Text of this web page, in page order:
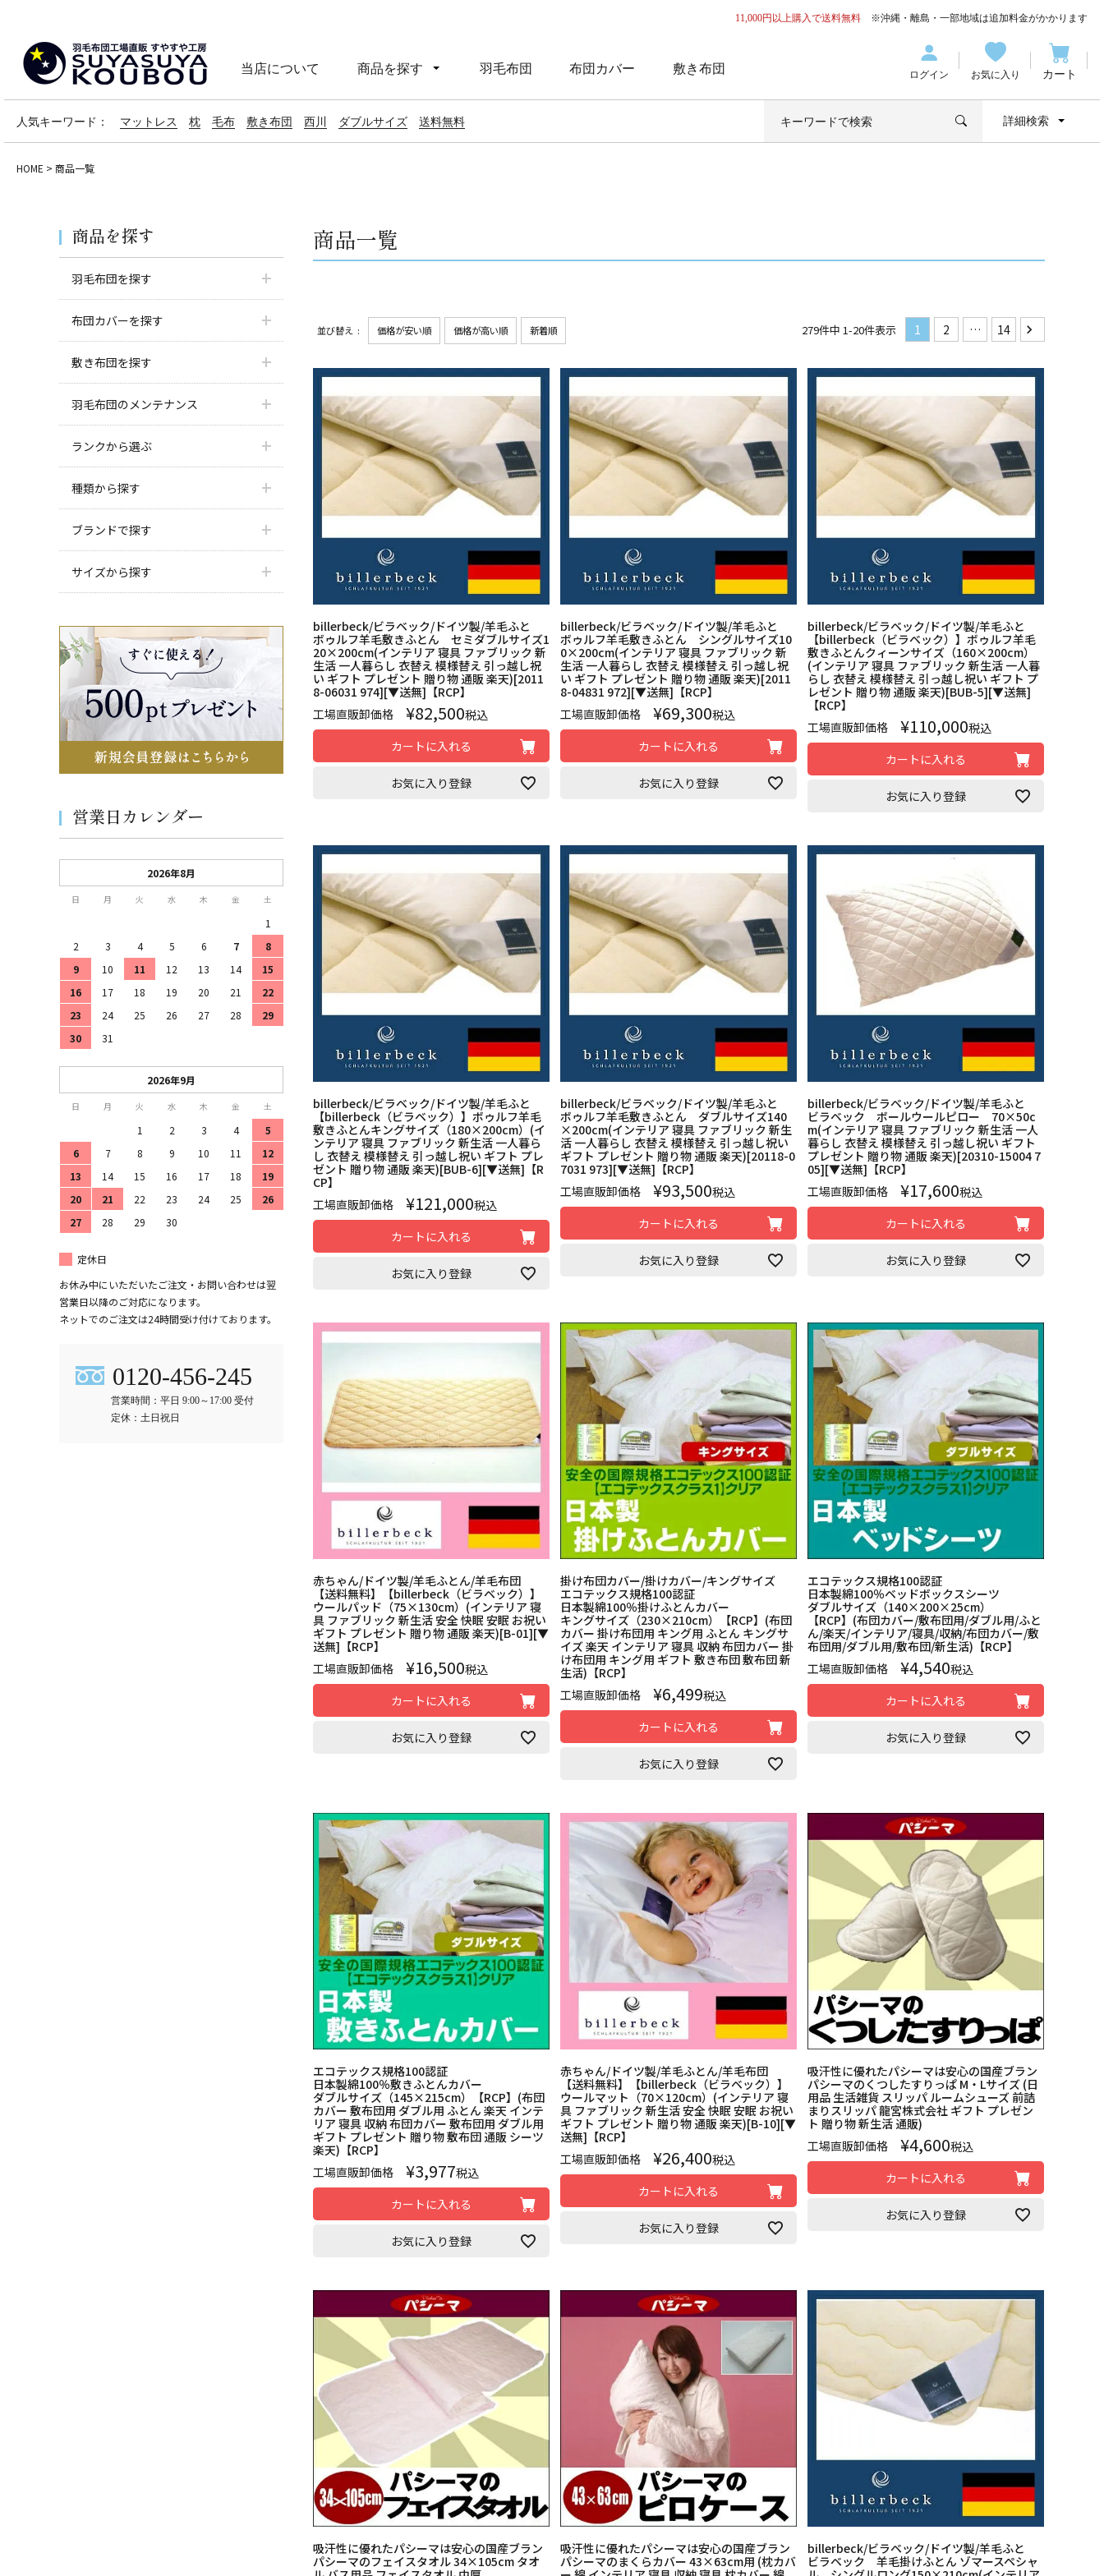
11,000円以上購入で送料無料 ※沖縄・離島・一部地域は追加料金がかかります
当店について 商品を探す 羽毛布団 布団カバー 敷き布団 ログイン お気に入り カート
人気キーワード： マットレス 枕 毛布 敷き布団 西川 ダブルサイズ 送料無料 詳細検索
HOME 商品一覧
商品を探す
羽毛布団を探す
布団カバーを探す
敷き布団を探す
羽毛布団のメンテナンス
ランクから選ぶ
種類から探す
ブランドで探す
サイズから探す
営業日カレンダー
2026年8月
日 月 火 水 木 金 土
1
2
3 4 5 6 7
8
9
10 11 12 13 14
15
16
17 18 19 20 21
22
23
24 25 26 27 28
29
30
31
2026年9月
日 月 火 水 木 金 土
1 2 3 4
5
6
7 8 9 10 11
12
13
14 15 16 17 18
19
20
21 22 23 24 25
26
27
28 29 30
定休日
お休み中にいただいたご注文・お問い合わせは翌
営業日以降のご対応になります。
ネットでのご注文は24時間受け付けております。
0120-456-245
営業時間：平日 9:00～17:00 受付
定休：土日祝日
商品一覧
並び替え 価格が安い順 価格が高い順 新着順 279件中 1-20件表示 1 2 … 14
billerbeck/ビラベック/ドイツ製/羊毛ふと
ボゥルフ羊毛敷きふとん セミダブルサイズ1
20×200cm(インテリア 寝具 ファブリック 新
生活 一人暮らし 衣替え 模様替え 引っ越し祝
い ギフト プレゼント 贈り物 通販 楽天)[2011
8-06031 974][▼送無]【RCP】
工場直販卸価格
¥82,500税込
カートに入れる
お気に入り登録
billerbeck/ビラベック/ドイツ製/羊毛ふと
ボゥルフ羊毛敷きふとん シングルサイズ10
0×200cm(インテリア 寝具 ファブリック 新
生活 一人暮らし 衣替え 模様替え 引っ越し祝
い ギフト プレゼント 贈り物 通販 楽天)[2011
8-04831 972][▼送無]【RCP】
工場直販卸価格
¥69,300税込
カートに入れる
お気に入り登録
billerbeck/ビラベック/ドイツ製/羊毛ふと
【billerbeck（ビラベック）】ボゥルフ羊毛
敷きふとんクィーンサイズ（160×200cm）
(インテリア 寝具 ファブリック 新生活 一人暮
らし 衣替え 模様替え 引っ越し祝い ギフト プ
レゼント 贈り物 通販 楽天)[BUB-5][▼送無]
【RCP】
工場直販卸価格
¥110,000税込
カートに入れる
お気に入り登録
billerbeck/ビラベック/ドイツ製/羊毛ふと
【billerbeck（ビラベック）】ボゥルフ羊毛
敷きふとんキングサイズ（180×200cm）(イ
ンテリア 寝具 ファブリック 新生活 一人暮ら
し 衣替え 模様替え 引っ越し祝い ギフト プレ
ゼント 贈り物 通販 楽天)[BUB-6][▼送無]【R
CP】
工場直販卸価格
¥121,000税込
カートに入れる
お気に入り登録
billerbeck/ビラベック/ドイツ製/羊毛ふと
ボゥルフ羊毛敷きふとん ダブルサイズ140
×200cm(インテリア 寝具 ファブリック 新生
活 一人暮らし 衣替え 模様替え 引っ越し祝い
ギフト プレゼント 贈り物 通販 楽天)[20118-0
7031 973][▼送無]【RCP】
工場直販卸価格
¥93,500税込
カートに入れる
お気に入り登録
billerbeck/ビラベック/ドイツ製/羊毛ふと
ビラベック ボールウールピロー 70×50c
m(インテリア 寝具 ファブリック 新生活 一人
暮らし 衣替え 模様替え 引っ越し祝い ギフト
プレゼント 贈り物 通販 楽天)[20310-15004 7
05][▼送無]【RCP】
工場直販卸価格
¥17,600税込
カートに入れる
お気に入り登録
赤ちゃん/ドイツ製/羊毛ふとん/羊毛布団
【送料無料】【billerbeck（ビラベック）】
ウールパッド（75×130cm）(インテリア 寝
具 ファブリック 新生活 安全 快眠 安眠 お祝い
ギフト プレゼント 贈り物 通販 楽天)[B-01][▼
送無]【RCP】
工場直販卸価格
¥16,500税込
カートに入れる
お気に入り登録
掛け布団カバー/掛けカバー/キングサイズ
エコテックス規格100認証
日本製綿100％掛けふとんカバー
キングサイズ（230×210cm）【RCP】(布団
カバー 掛け布団用 キング用 ふとん キングサ
イズ 楽天 インテリア 寝具 収納 布団カバー 掛
け布団用 キング用 ギフト 敷き布団 敷布団 新
生活)【RCP】
工場直販卸価格
¥6,499税込
カートに入れる
お気に入り登録
エコテックス規格100認証
日本製綿100％ベッドボックスシーツ
ダブルサイズ（140×200×25cm）
【RCP】(布団カバー/敷布団用/ダブル用/ふと
ん/楽天/インテリア/寝具/収納/布団カバー/敷
布団用/ダブル用/敷布団/新生活)【RCP】
工場直販卸価格
¥4,540税込
カートに入れる
お気に入り登録
エコテックス規格100認証
日本製綿100％敷きふとんカバー
ダブルサイズ（145×215cm）【RCP】(布団
カバー 敷布団用 ダブル用 ふとん 楽天 インテ
リア 寝具 収納 布団カバー 敷布団用 ダブル用
ギフト プレゼント 贈り物 敷布団 通販 シーツ
楽天)【RCP】
工場直販卸価格
¥3,977税込
カートに入れる
お気に入り登録
赤ちゃん/ドイツ製/羊毛ふとん/羊毛布団
【送料無料】【billerbeck（ビラベック）】
ウールマット（70×120cm）(インテリア 寝
具 ファブリック 新生活 安全 快眠 安眠 お祝い
ギフト プレゼント 贈り物 通販 楽天)[B-10][▼
送無]【RCP】
工場直販卸価格
¥26,400税込
カートに入れる
お気に入り登録
吸汗性に優れたパシーマは安心の国産ブラン
パシーマのくつしたすりっぱ M・Lサイズ (日
用品 生活雑貨 スリッパ ルームシューズ 前詰
まりスリッパ 龍宮株式会社 ギフト プレゼン
ト 贈り物 新生活 通販)
工場直販卸価格
¥4,600税込
カートに入れる
お気に入り登録
吸汗性に優れたパシーマは安心の国産ブラン
パシーマのフェイスタオル 34×105cm タオ
吸汗性に優れたパシーマは安心の国産ブラン
パシーマのまくらカバー 43×63cm用 (枕カバ
billerbeck/ビラベック/ドイツ製/羊毛ふと
ビラベック 羊毛掛けふとん ゾマースペシャ